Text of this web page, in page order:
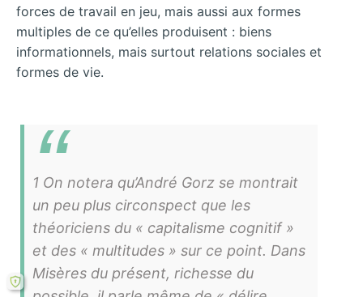
forces de travail en jeu, mais aussi aux formes
multiples de ce qu’elles produisent : biens
informationnels, mais surtout relations sociales et
formes de vie.
1 On notera qu’André Gorz se montrait
un peu plus circonspect que les
théoriciens du « capitalisme cognitif »
et des « multitudes » sur ce point. Dans
Misères du présent, richesse du